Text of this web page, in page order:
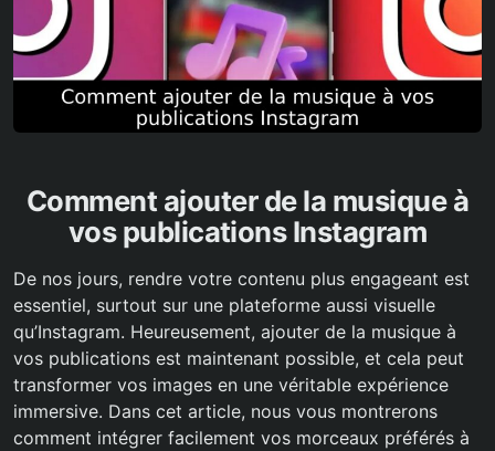
Comment ajouter de la musique à
vos publications Instagram
De nos jours, rendre votre contenu plus engageant est
essentiel, surtout sur une plateforme aussi visuelle
qu’Instagram. Heureusement, ajouter de la musique à
vos publications est maintenant possible, et cela peut
transformer vos images en une véritable expérience
immersive. Dans cet article, nous vous montrerons
comment intégrer facilement vos morceaux préférés à